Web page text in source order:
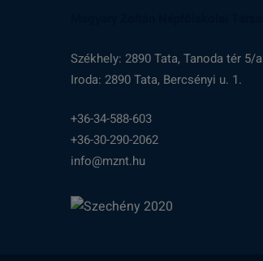
Székhely: 2890 Tata, Tanoda tér 5/a
Iroda: 2890 Tata, Bercsényi u. 1.
+36-34-588-603
+36-30-290-2062
info@mznt.hu